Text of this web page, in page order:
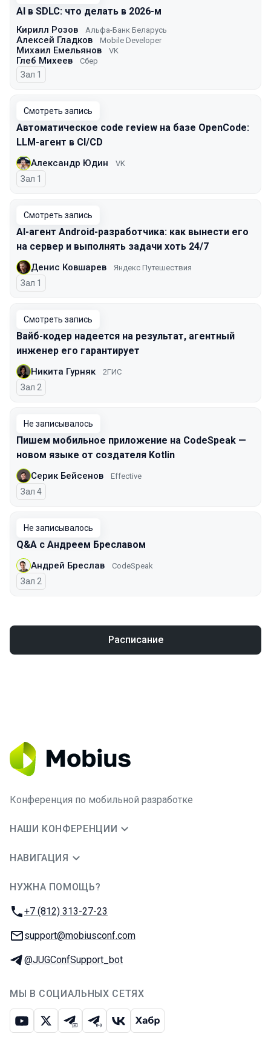
AI в SDLC: что делать в 2026-м
Кирилл Розов Альфа-Банк Беларусь
Алексей Гладков Mobile Developer
Михаил Емельянов VK
Глеб Михеев Сбер
Зал 1
Смотреть запись
Автоматическое code review на базе OpenCode:
LLM-агент в CI/CD
Александр Юдин VK
Зал 1
Смотреть запись
AI-агент Android-разработчика: как вынести его
на сервер и выполнять задачи хоть 24/7
Денис Ковшарев Яндекс Путешествия
Зал 1
Смотреть запись
Вайб-кодер надеется на результат, агентный
инженер его гарантирует
Никита Гурняк 2ГИС
Зал 2
Не записывалось
Пишем мобильное приложение на CodeSpeak —
новом языке от создателя Kotlin
Серик Бейсенов Effective
Зал 4
Не записывалось
Q&A с Андреем Бреславом
Андрей Бреслав CodeSpeak
Зал 2
Расписание
Конференция по мобильной разработке
НАШИ КОНФЕРЕНЦИИ
НАВИГАЦИЯ
НУЖНА ПОМОЩЬ?
Телефон:
+7 (812) 313-27-23
E-mail:
support@mobiusconf.com
Телеграм:
@JUGConfSupport_bot
МЫ В СОЦИАЛЬНЫХ СЕТЯХ
ЮтубИкс Телеграм-чат
Телеграм-канал
ВКонтакте
Хабр